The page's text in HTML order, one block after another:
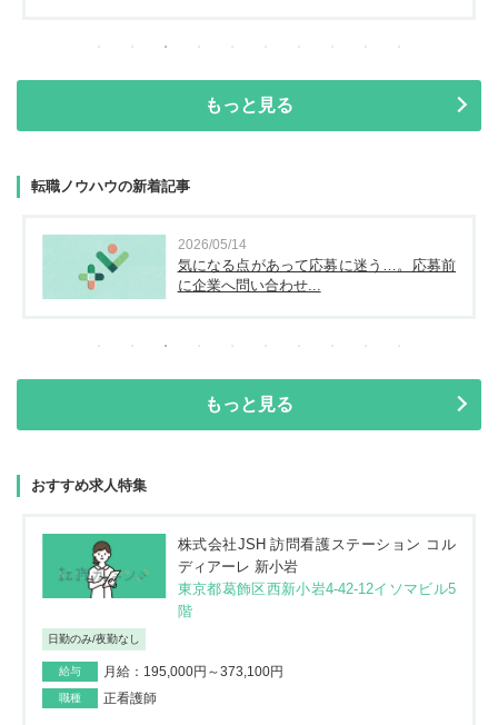
もっと見る
転職ノウハウの新着記事
2026/05/14
気になる点があって応募に迷う…。応募前
に企業へ問い合わせ...
もっと見る
おすすめ求人特集
株式会社JSH 訪問看護ステーション コル
ディアーレ 新小岩
東京都葛飾区西新小岩4-42-12イソマビル5
階
日勤のみ/夜勤なし
給与 月給：195,000円～373,100円
職種 正看護師